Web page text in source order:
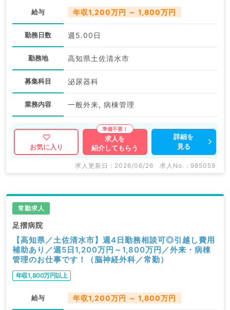
給与 年収1,200万円 ～ 1,800万円
勤務日数 週5.00日
勤務地 高知県土佐清水市
募集科目 泌尿器科
業務内容 一般外来, 病棟管理
お気に入り
求人を
紹介してもらう
詳細を
見る
求人更新日 : 2026/06/26 求人No. : 985059
常勤求人
足摺病院
【高知県／土佐清水市】週4日勤務相談可◎引越し費用
補助あり／週5日1,200万円～1,800万円／外来・病棟
管理のお仕事です！（脳神経外科／常勤）
年収1,800万円以上
給与 年収1,200万円 ～ 1,800万円